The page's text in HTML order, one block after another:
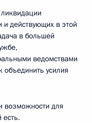
ликвидации
и действующих в этой
в большей
ведомствами
объединить усилия
возможности для